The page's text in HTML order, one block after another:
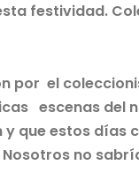
festividad.
por el
escenas
que estos días
Nosotros no